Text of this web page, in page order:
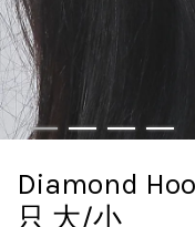
Diamond
只 大/小